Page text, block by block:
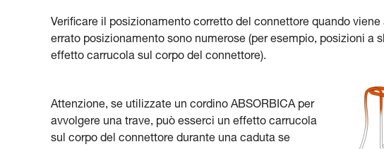
Verificare il posizionamento corretto del connettore quando
errato posizionamento sono numerose (per esempio, posizioni a
effetto carrucola sul corpo del connettore).
Attenzione, se utilizzate un cordino ABSORBICA per
avvolgere una trave, può esserci un effetto carrucola
sul corpo del connettore durante una caduta se